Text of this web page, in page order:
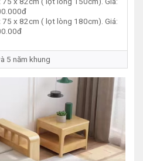
75 x 82cm ( lọt lòng 180cm). Giá:
5 năm khung